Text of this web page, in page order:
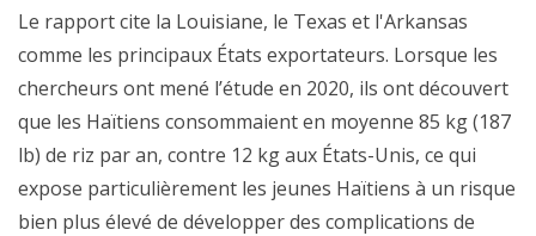
Le rapport cite la Louisiane, le Texas et l'Arkansas
comme les principaux États exportateurs. Lorsque les
chercheurs ont mené l’étude en 2020, ils ont découvert
que les Haïtiens consommaient en moyenne 85 kg (187
lb) de riz par an, contre 12 kg aux États-Unis, ce qui
expose particulièrement les jeunes Haïtiens à un risque
bien plus élevé de développer des complications de